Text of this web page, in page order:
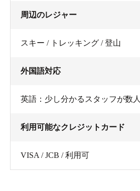
周辺のレジャー
スキー / トレッキング / 登山
外国語対応
英語：少し分かるスタッフが数人
利用可能なクレジットカード
VISA / JCB / 利用可